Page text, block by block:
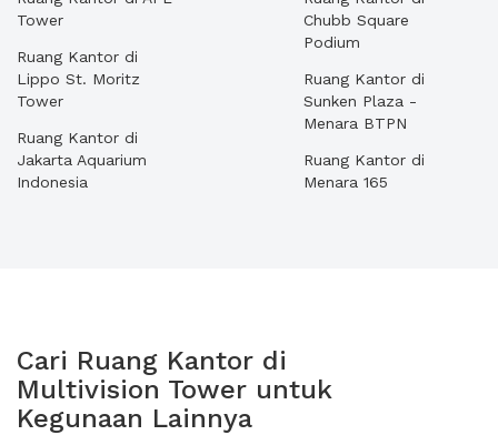
Tower
Ruang Kantor di
Lippo St. Moritz
Tower
Ruang Kantor di
Jakarta Aquarium
Indonesia
Chubb Square
Podium
Ruang Kantor di
Sunken Plaza -
Menara BTPN
Ruang Kantor di
Menara 165
Cari Ruang Kantor di
Multivision Tower untuk
Kegunaan Lainnya